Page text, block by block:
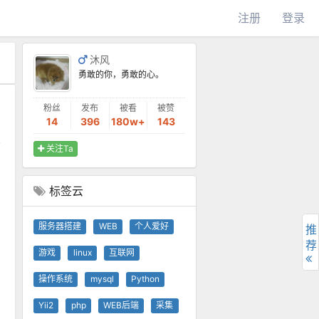
注册 登录
沐风
勇敢的你，勇敢的心。
粉丝
14
发布
396
被看
180w+
被赞
143
关注Ta
标签云
服务器搭建 WEB 个人爱好
游戏 linux 互联网
操作系统 mysql Python
Yii2 php WEB后端 采集
推
荐